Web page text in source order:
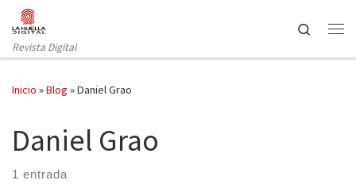
Saltar al contenido
Revista Digital
Search
Inicio »Blog »Daniel Grao
Daniel Grao
1 entrada